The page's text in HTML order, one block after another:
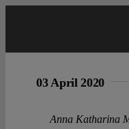
03 April 2020
Anna Katharina